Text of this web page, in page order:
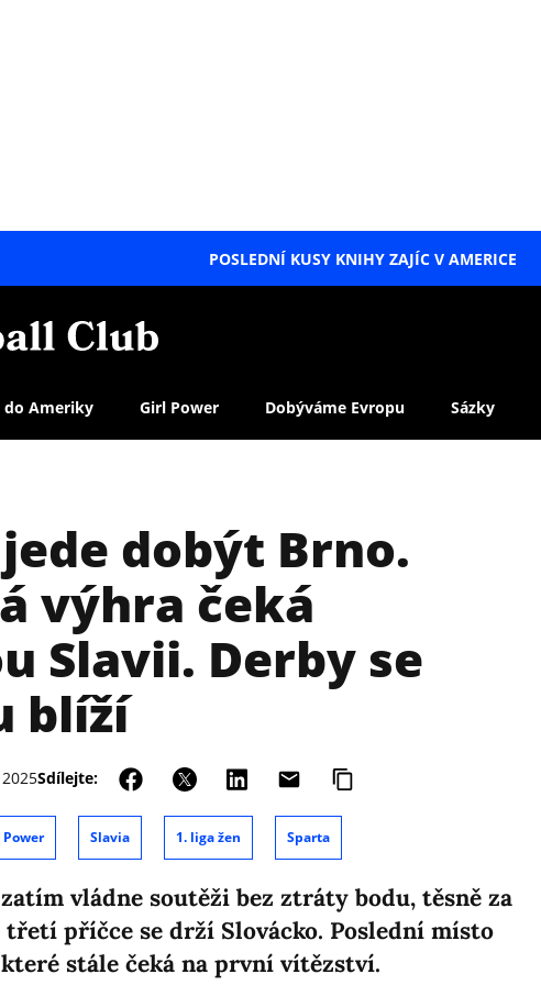
POSLEDNÍ KUSY KNIHY ZAJÍC V AMERICE
do Ameriky Girl Power Dobýváme Evropu Sázky
dobýt Brno.
výhra čeká
Slavii. Derby se
blíží
Sdílejte:
Slavia 1. liga žen Sparta
vládne soutěži bez ztráty bodu, těsně za
třetí příčce se drží Slovácko. Poslední místo
stále čeká na první vítězství.